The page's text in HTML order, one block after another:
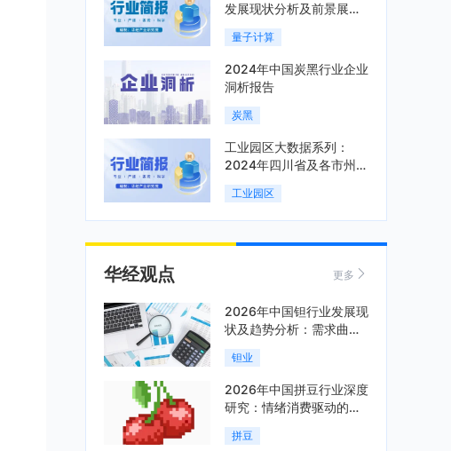
发展现状分析及前景展望
报告
量子计算
2024年中国炭黑行业企业
洞析报告
炭黑
工业园区大数据系列：
2024年四川省及各市州工
业园区全景洞析报告
工业园区
华经观点 更多
2026年中国钽行业发展现
状及趋势分析：需求曲线
陡峭与供给曲线平缓的博
弈加剧「图」
钽业
2026年中国拼豆行业深度
研究：情绪消费驱动的新
兴手工赛道「图」
拼豆